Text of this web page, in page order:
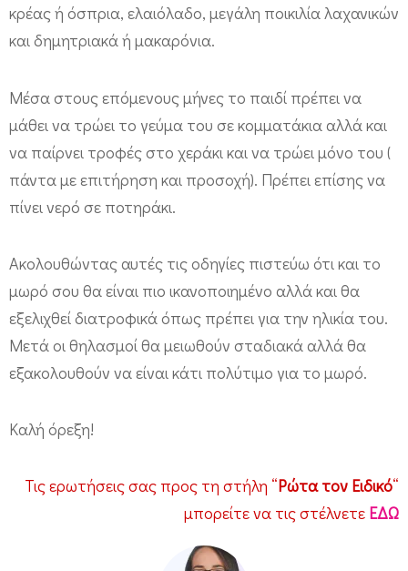
κρέας ή όσπρια, ελαιόλαδο, μεγάλη ποικιλία λαχανικών
και δημητριακά ή μακαρόνια.
Μέσα στους επόμενους μήνες το παιδί πρέπει να
μάθει να τρώει το γεύμα του σε κομματάκια αλλά και
να παίρνει τροφές στο χεράκι και να τρώει μόνο του (
πάντα με επιτήρηση και προσοχή). Πρέπει επίσης να
πίνει νερό σε ποτηράκι.
Ακολουθώντας αυτές τις οδηγίες πιστεύω ότι και το
μωρό σου θα είναι πιο ικανοποιημένο αλλά και θα
εξελιχθεί διατροφικά όπως πρέπει για την ηλικία του.
Μετά οι θηλασμοί θα μειωθούν σταδιακά αλλά θα
εξακολουθούν να είναι κάτι πολύτιμο για το μωρό.
Καλή όρεξη!
Τις ερωτήσεις σας προς τη στήλη “Ρώτα τον Ειδικό“
μπορείτε να τις στέλνετε ΕΔΩ